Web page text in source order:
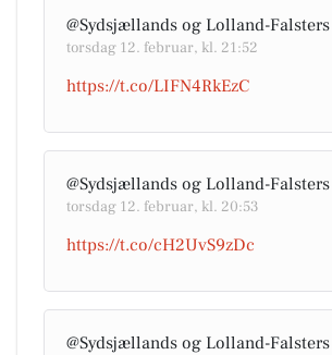
@Sydsjællands og Lolland-
torsdag 12. februar, kl. 21:52
https://t.co/LIFN4RkEzC
@Sydsjællands og Lolland-
torsdag 12. februar, kl. 20:53
https://t.co/cH2UvS9zDc
@Sydsjællands og Lolland-